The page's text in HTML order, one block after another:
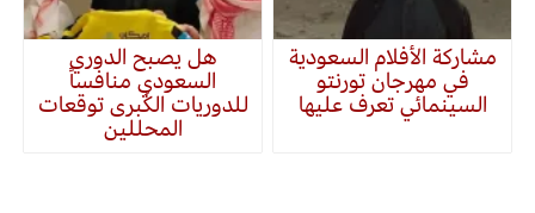
مشاركة الأفلام السعودية
في مهرجان تورنتو
السينمائي تعرف عليها
هل يصبح الدوري
السعودي منافساً
للدوريات الكُبرى توقعات
المحللين